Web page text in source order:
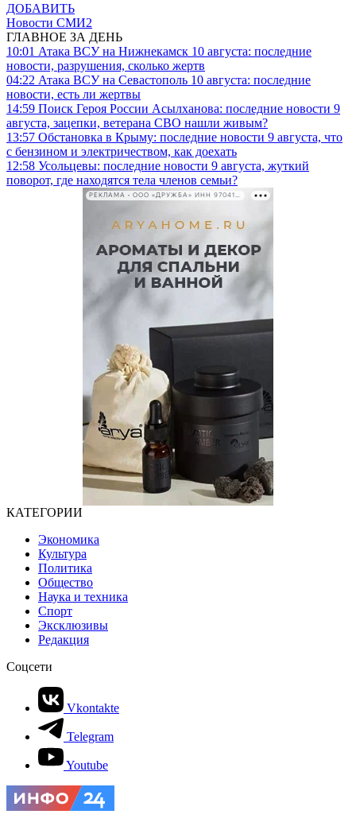
ДОБАВИТЬ
Новости СМИ2
ГЛАВНОЕ ЗА ДЕНЬ
10:01 Атака ВСУ на Нижнекамск 10 августа: последние
новости, разрушения, сколько жертв
04:22 Атака ВСУ на Севастополь 10 августа: последние
новости, есть ли жертвы
14:59 Поиск Героя России Асылханова: последние новости 9
августа, зацепки, ветерана СВО нашли живым?
13:57 Обстановка в Крыму: последние новости 9 августа, что
с бензином и электричеством, как доехать
12:58 Усольцевы: последние новости 9 августа, жуткий
поворот, где находятся тела членов семьи?
РЕКЛАМА • ООО «ДРУЖБА» ИНН 9704146411
КАТЕГОРИИ
Экономика
Культура
Политика
Общество
Наука и техника
Спорт
Эксклюзивы
Редакция
Соцсети
Vkontakte
Telegram
Youtube